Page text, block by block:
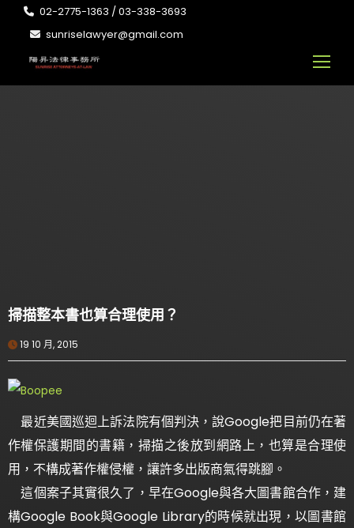
02-2775-1363 / 03-338-3693
sunriselawyer@gmail.com
掃描整本書也算合理使用？
19 10 月, 2015
最近美國巡迴上訴法院有個判決，說Google把目前仍在著
作權保護期間的書籍，掃描之後放到網路上，也算是合理使
用，不構成著作權侵權，讓許多出版商氣得跳腳。
這個案子其實很久了，早在Google與各大圖書館合作，建
構Google Book與Google Library的時候就出現，以圖書館